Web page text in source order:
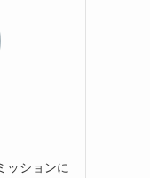
ッションに